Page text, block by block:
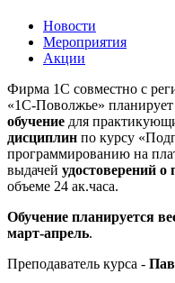
Новости
Мероприятия
Акции
Фирма 1С совместно с
«1С-Поволжье» планирует
обучение для
дисциплин по курсу
программированию на
выдачей удостоверений
объеме 24 ак.часа.
Обучение планируется
март-апрель.
Преподаватель курса -